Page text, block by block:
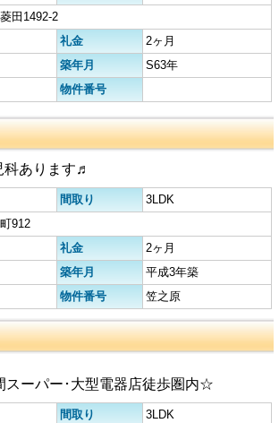
田1492-2
礼金
2ヶ月
築年月
S63年
物件番号
科あります♬
間取り
3LDK
912
礼金
2ヶ月
築年月
平成3年築
物件番号 笠之原
スーパー･大型電器店徒歩圏内☆
間取り
3LDK